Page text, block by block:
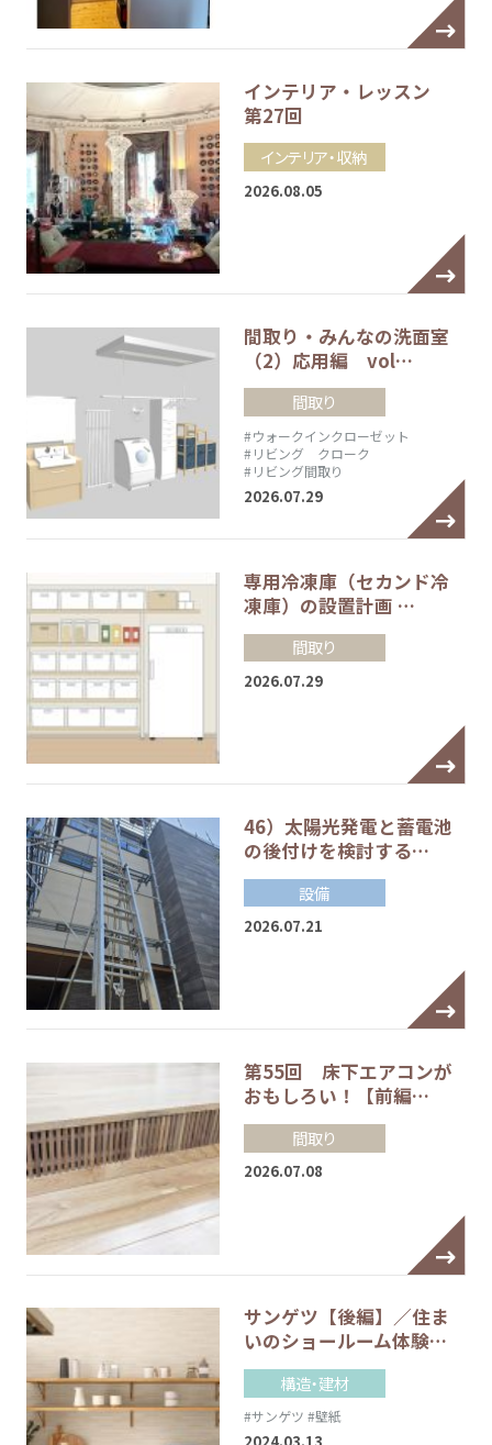
インテリア・レッスン
第27回
インテリア・収納
2026.08.05
間取り・みんなの洗面室
（2）応用編 vol…
間取り
#ウォークインクローゼット
#リビング クローク
#リビング間取り
2026.07.29
専用冷凍庫（セカンド冷
凍庫）の設置計画 …
間取り
2026.07.29
46）太陽光発電と蓄電池
の後付けを検討する…
設備
2026.07.21
第55回 床下エアコンが
おもしろい！【前編…
間取り
2026.07.08
サンゲツ【後編】／住ま
いのショールーム体験…
構造・建材
#サンゲツ #壁紙